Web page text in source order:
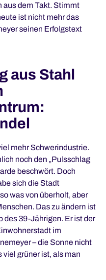
aus dem Takt. Stimmt
ist nicht mehr das
seinen Erfolgstext
aus Stahl
mehr Schwerindustrie.
noch den „Pulsschlag
beschwört. Doch
sich die Stadt
was von überholt, aber
Das zu ändern ist
des 39-Jährigen. Er ist der
im
– die Sonne nicht
viel grüner ist, als man